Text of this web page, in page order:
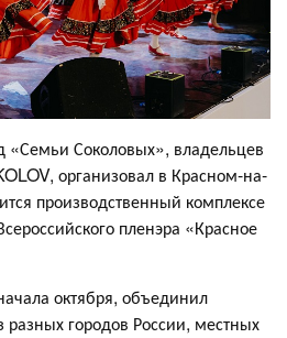
«Семьи Соколовых», владельцев
организовал в Красном-на-
производственный комплексе
пленэра «Красное
октября, объединил
городов России, местных